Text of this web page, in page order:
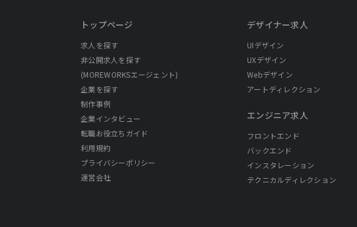
トップページ
求人を探す
非公開求人を探す
(MOREWORKSエージェント)
企業を探す
制作事例
企業インタビュー
転職お役立ちガイド
利用規約
プライバシーポリシー
運営会社
デザイナー求人
UIデザイン
UXデザイン
Webデザイン
アートディレクション
エンジニア求人
フロントエンド
バックエンド
インスタレーション
テクニカルディレクション